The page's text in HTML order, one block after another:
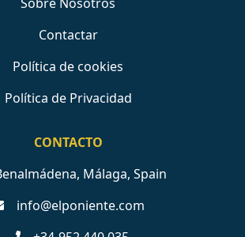
Contactar
Política de cookies
Política de Privacidad
CONTACTO
Málaga, Spain
info@elponiente.com